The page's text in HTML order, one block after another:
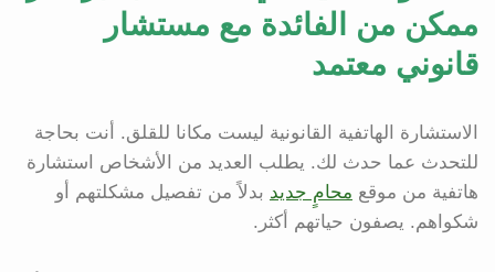
ممكن من الفائدة مع مستشار
قانوني معتمد
الاستشارة الهاتفية القانونية ليست مكانا للقلق. أنت بحاجة
للتحدث عما حدث لك. يطلب العديد من الأشخاص استشارة
هاتفية من موقع محامٍ جديد بدلاً من تفصيل مشكلتهم أو
شكواهم. يصفون حياتهم أكثر.